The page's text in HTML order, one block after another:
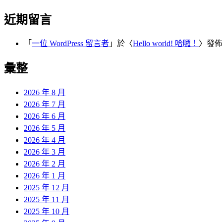
近期留言
「 一位 WordPress 留言者 」於〈Hello world! 哈囉！ 〉發
彙整
2026 年 8 月
2026 年 7 月
2026 年 6 月
2026 年 5 月
2026 年 4 月
2026 年 3 月
2026 年 2 月
2026 年 1 月
2025 年 12 月
2025 年 11 月
2025 年 10 月